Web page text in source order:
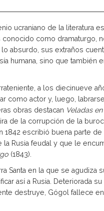
ucraniano de la literatura
como dramaturgo,
absurdo, sus extraños
humana, sino que también
a los diecinueve
como actor y, luego,
obras destacan Veladas
de la corrupción de la
escribió buena parte de
Rusia feudal y que le
(1843).
Santa en la que se
así a Rusia. Deteriorada
destruye, Gógol fallece en